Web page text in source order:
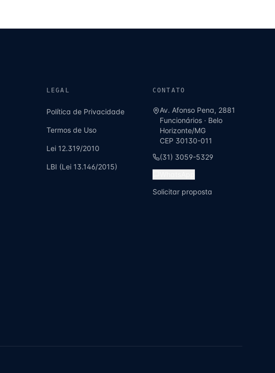
LEGAL
Política de Privacidade
Termos de Uso
Lei 12.319/2010
LBI (Lei 13.146/2015)
CONTATO
Av. Afonso Pena, 2881
Funcionários · Belo
Horizonte/MG
CEP 30130-011
(31) 3059-5329
Solicitar proposta